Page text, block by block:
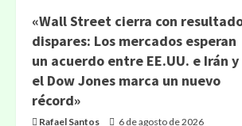
«Wall Street cierra con
dispares: Los mercados esperan
un acuerdo entre EE.UU. e Irán y
el Dow Jones marca un nuevo
récord»
Rafael Santos 6 de agosto de 2026